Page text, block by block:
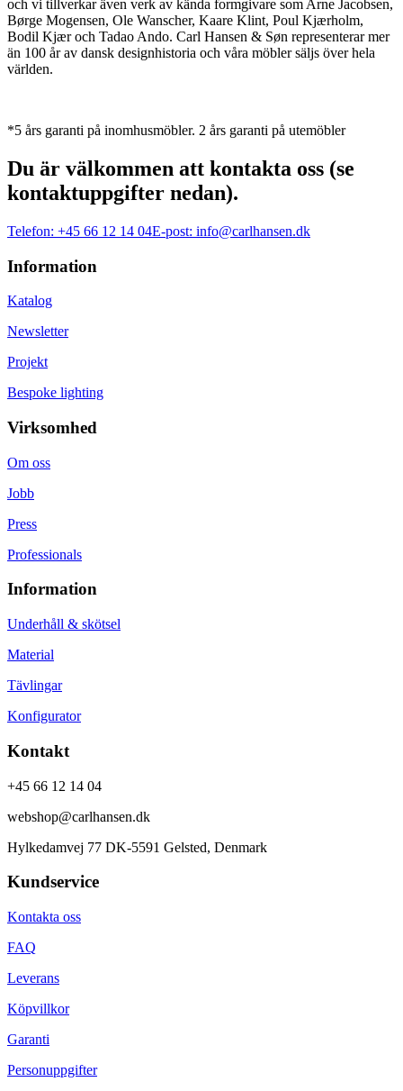
och vi tillverkar även verk av kända formgivare som Arne Jacobsen,
Børge Mogensen, Ole Wanscher, Kaare Klint, Poul Kjærholm,
Bodil Kjær och Tadao Ando. Carl Hansen & Søn representerar mer
än 100 år av dansk designhistoria och våra möbler säljs över hela
världen.
*5 års garanti på inomhusmöbler. 2 års garanti på utemöbler
Du är välkommen att kontakta oss (se
kontaktuppgifter nedan).
Telefon: +45 66 12 14 04E-post: info@carlhansen.dk
Information
Katalog
Newsletter
Projekt
Bespoke lighting
Virksomhed
Om oss
Jobb
Press
Professionals
Information
Underhåll & skötsel
Material
Tävlingar
Konfigurator
Kontakt
+45 66 12 14 04
webshop@carlhansen.dk
Hylkedamvej 77 DK-5591 Gelsted, Denmark
Kundservice
Kontakta oss
FAQ
Leverans
Köpvillkor
Garanti
Personuppgifter